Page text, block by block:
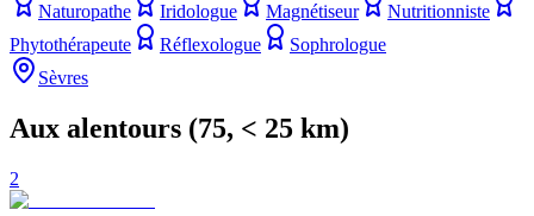
Naturopathe Iridologue Magnétiseur
Nutritionniste
Phytothérapeute
Réflexologue
Sophrologue
Sèvres
Aux alentours (75, < 25 km)
2